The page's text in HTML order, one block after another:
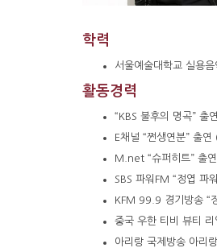
학력
서울예술대학교 실용음
활동경력
“KBS 불후의 명곡” 출
E채널 “쩐생연분” 출
M.net “슈퍼히트” 출연
SBS 파워FM “정엽 파
KFM 99.9 경기방송 “
중국 우한 티비 뷰티 리
아리랑 국제방송 아리